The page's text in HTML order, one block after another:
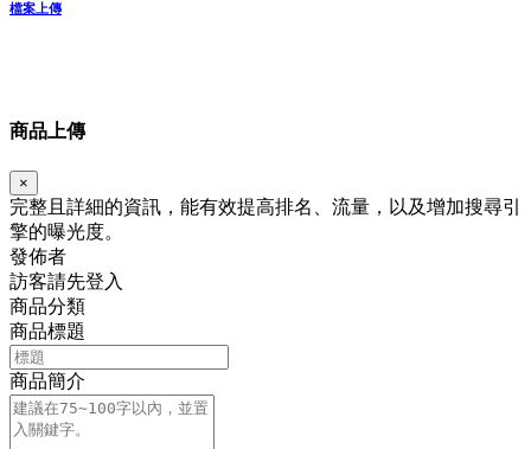
檔案上傳
商品上傳
×
完整且詳細的資訊，能有效提高排名、流量，以及增加搜尋引
擎的曝光度。
發佈者
訪客請先登入
商品分類
商品標題
商品簡介